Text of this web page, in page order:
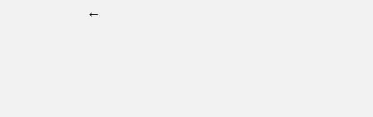
←